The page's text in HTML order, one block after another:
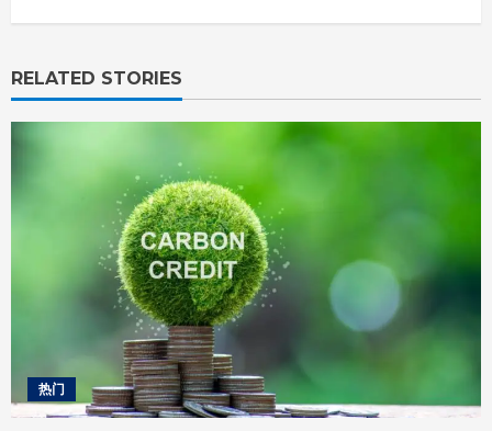
u
R
e
a
RELATED STORIES
热门